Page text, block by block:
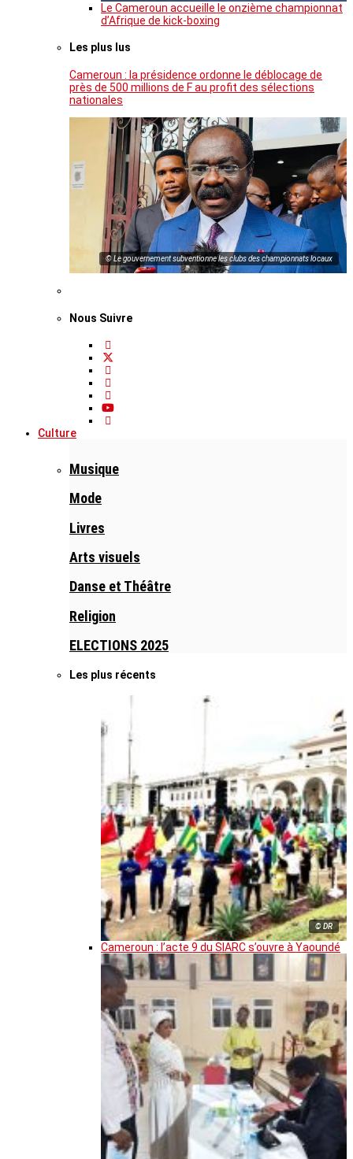
Le Cameroun accueille le onzième championnat
d’Afrique de kick-boxing
Les plus lus
Cameroun : la présidence ordonne le déblocage de
près de 500 millions de F au profit des sélections
nationales
© Le gouvernement subventionne les clubs des championnats locaux
Nous Suivre
Culture
Musique
Mode
Livres
Arts visuels
Danse et Théâtre
Religion
ELECTIONS 2025
Les plus récents
© DR
Cameroun : l’acte 9 du SIARC s’ouvre à Yaoundé